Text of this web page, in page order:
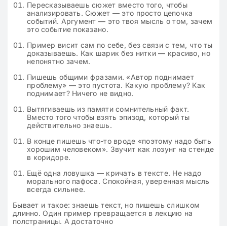
Пересказываешь сюжет вместо того, чтобы
анализировать. Сюжет — это просто цепочка
событий. Аргумент — это твоя мысль о том, зачем
это событие показано.
Пример висит сам по себе, без связи с тем, что ты
доказываешь. Как шарик без нитки — красиво, но
непонятно зачем.
Пишешь общими фразами. «Автор поднимает
проблему» — это пустота. Какую проблему? Как
поднимает? Ничего не видно.
Вытягиваешь из памяти сомнительный факт.
Вместо того чтобы взять эпизод, который ты
действительно знаешь.
В конце пишешь что-то вроде «поэтому надо быть
хорошим человеком». Звучит как лозунг на стенде
в коридоре.
Ещё одна ловушка — кричать в тексте. Не надо
морального пафоса. Спокойная, уверенная мысль
всегда сильнее.
Бывает и такое: знаешь текст, но пишешь слишком
длинно. Один пример превращается в лекцию на
полстраницы. А достаточно